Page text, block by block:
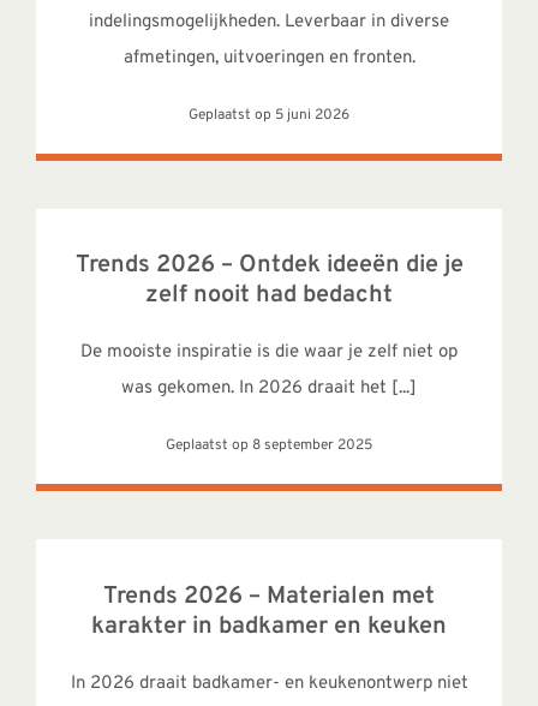
indelingsmogelijkheden. Leverbaar in diverse
afmetingen, uitvoeringen en fronten.
Geplaatst op 5 juni 2026
Trends 2026 – Ontdek ideeën die je
zelf nooit had bedacht
De mooiste inspiratie is die waar je zelf niet op
was gekomen. In 2026 draait het [...]
Geplaatst op 8 september 2025
Trends 2026 – Materialen met
karakter in badkamer en keuken
In 2026 draait badkamer- en keukenontwerp niet